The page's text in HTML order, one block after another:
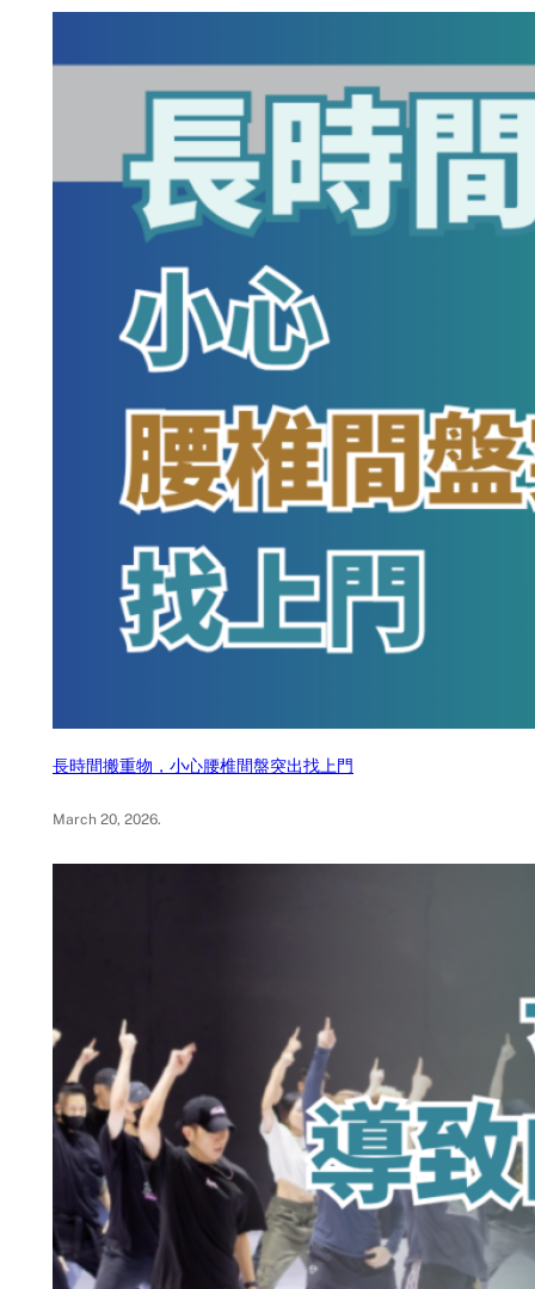
長時間搬重物，小心腰椎間盤突出找上門
March 20, 2026.